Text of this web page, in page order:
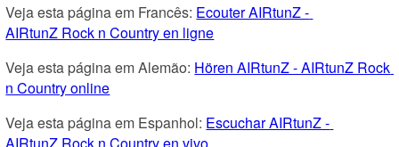
Veja esta página em Francês: Ecouter AIRtunZ -
AIRtunZ Rock n Country en ligne
Veja esta página em Alemão: Hören AIRtunZ - AIRtunZ Rock
n Country online
Veja esta página em Espanhol: Escuchar AIRtunZ -
AIRtunZ Rock n Country en vivo